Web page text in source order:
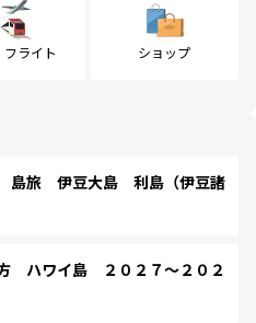
ライト ショップ
島旅 伊豆大島 利島（伊豆諸
ハワイ島 ２０２７～２０２